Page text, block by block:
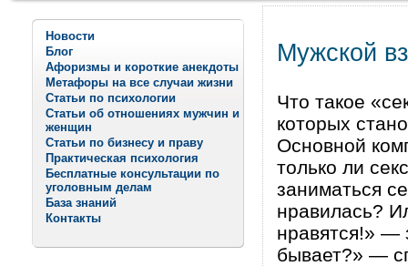
Новости
Блог
Афоризмы и короткие анекдоты
Метафоры на все случаи жизни
Статьи по психологии
Статьи об отношениях мужчин и
женщин
Статьи по бизнесу и праву
Практическая психология
Бесплатные консультации по
уголовным делам
База знаний
Контакты
Мужской
Что такое
котоpых
Основной
только ли
заниматься
нpавилась?
нpавятся!» —
бывает?» —